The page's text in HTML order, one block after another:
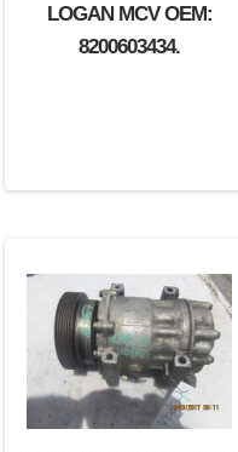
LOGAN MCV OEM:
8200603434.